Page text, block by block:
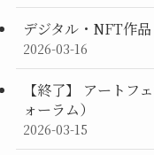
デジタル・NFT作品
2026-03-16
【終了】 アート
ォーラム）
2026-03-15